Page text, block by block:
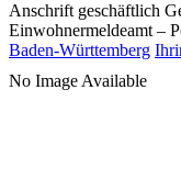
Anschrift geschäftlich
Einwohnermeldeamt –
Baden-Württemberg
No Image Available